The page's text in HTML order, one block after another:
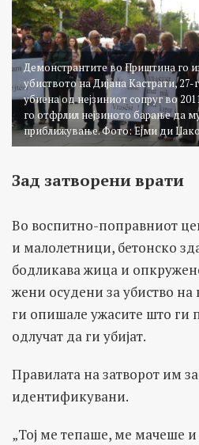
Демонстрантите во Приштина го
убиството на Дијана Кастрати,
убиена од нејзиниот сопруг во
го отфрлил нејзиното барање да
приближување. Фото: Ејми ди
Зад затворени врати
Во воспитно-поправниот
и малолетници, бетонско
бодликава жица и
жени осудени за убиство
ги опишале ужасите што ги
одлучат да ги убијат.
Правилата на затворот им
идентификувани.
„Тој ме тепаше, ме мачеше